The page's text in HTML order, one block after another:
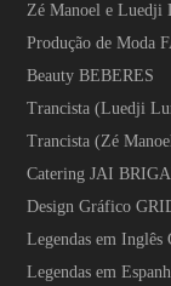
Zé Manoel e Luedji
Produção de Moda
Beauty BEBERES
Trancista (Luedji
Trancista (Zé
Catering JAI
Design Gráfico
Legendas em
Legendas em